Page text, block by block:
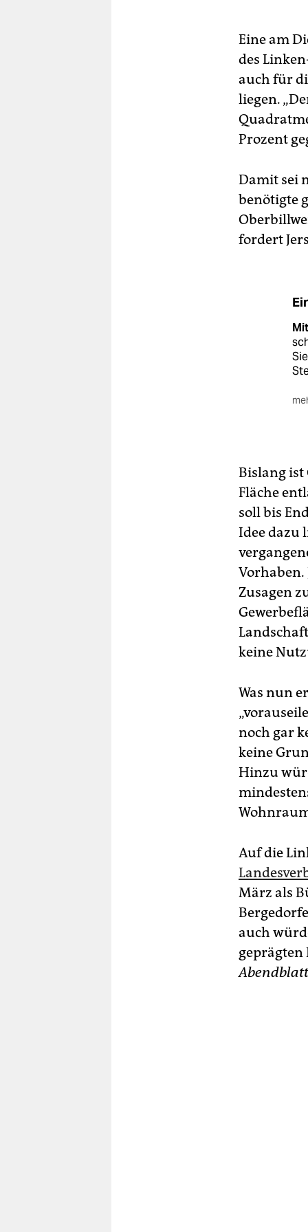
Eine am
des
auch für
liegen.
Prozent
Damit sei
benötigte
fordert
Bislang
Fläche
soll bis
Idee dazu
Vorhaben.
Zusagen
keine
Was nun
noch gar
keine
Hinzu
Auf die
März als
auch
geprägten
Abendblatt